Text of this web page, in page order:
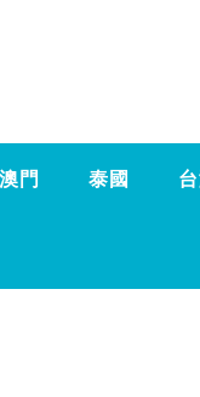
澳門 泰國